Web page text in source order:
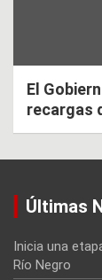
El
recargas
Últimas
Inicia una
Río Negro